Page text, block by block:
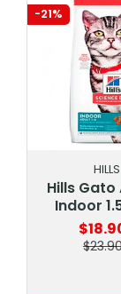
-21%
HILLS
Hills Gato
Indoor